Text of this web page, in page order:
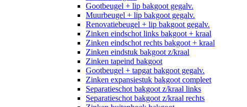
Gootbeugel + lip bakgoot gegalv.
Muurbeugel + lip bakgoot gegalv.
Renovatiebeugel + lip bakgoot gegalv.
Zinken eindschot links bakgoot + kraal
Zinken eindschot rechts bakgoot + kraal
Zinken eindstuk bakgoot z/kraal
Zinken tapeind bakgoot
Gootbeugel + tapgat bakgoot gegalv.
Zinken expansiestuk bakgoot compleet
Separatieschot bakgoot z/kraal links
Separatieschot bakgoot z/kraal rechts